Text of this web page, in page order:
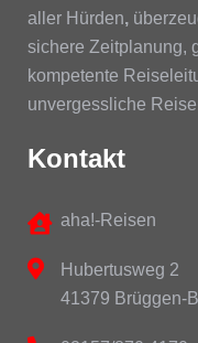
aller Hürden,
sichere Zeitplanung,
kompetente
unvergessliche
Kontakt
aha!-Reisen
Hubertusweg 2
41379 Brüggen-